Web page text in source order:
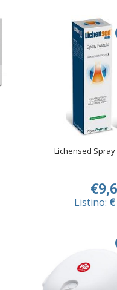
Lichensed Spray
Listino: